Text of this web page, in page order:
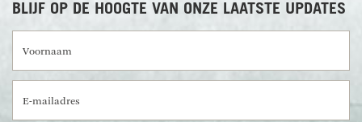
BLIJF OP DE HOOGTE VAN ONZE LAATSTE UPDATES